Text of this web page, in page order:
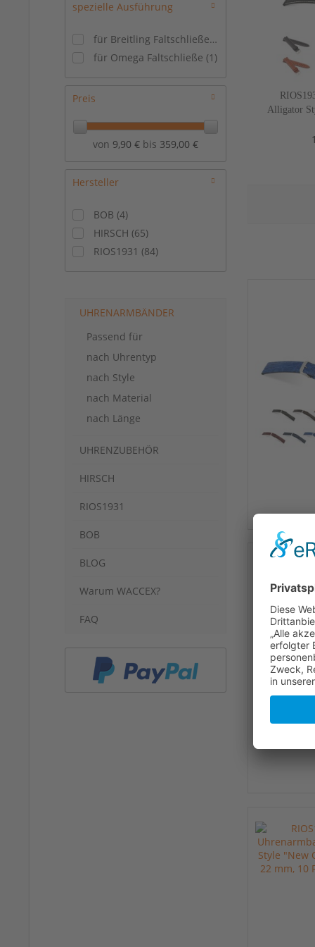
23/20 mm(1)
24/22 mm(20)
24/24 mm 15)
26/26 mm
spezielle Ausführung
für Breitling Faltschließe
(3
für Omega Faltschließe (1 )
Preis
von 9,90 € bis 359,00 €
Hersteller
BOB (4)
HIRSCH (65)
RIOS1931 (84)
UHRENARMBÄNDER
Passend für
nach Uhrentyp
nach Style
nach Material
nach Länge
UHRENZUBEHÖR
HIRSCH
RIOS1931
BOB
BLOG
Warum WACCEX?
FAQ
Alligator